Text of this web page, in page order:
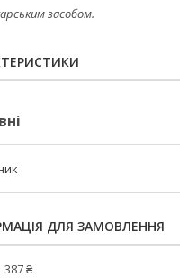
засобом.
ДЛЯ ЗАМОВЛЕННЯ
387 ₴